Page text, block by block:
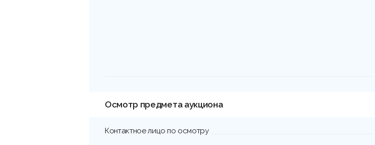
Осмотр предмета аукциона
Контактное лицо по осмотру